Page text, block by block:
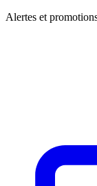
Alertes et